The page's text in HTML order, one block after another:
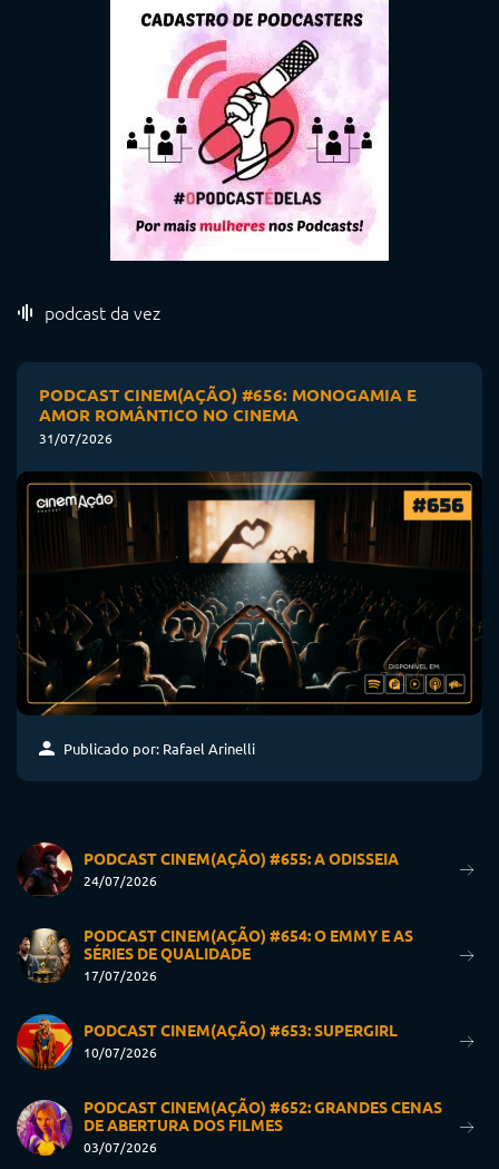
podcast da vez
PODCAST CINEM(AÇÃO) #656: MONOGAMIA E
AMOR ROMÂNTICO NO CINEMA
31/07/2026
Publicado por: Rafael Arinelli
PODCAST CINEM(AÇÃO) #655: A ODISSEIA
24/07/2026
PODCAST CINEM(AÇÃO) #654: O EMMY E AS
SÉRIES DE QUALIDADE
17/07/2026
PODCAST CINEM(AÇÃO) #653: SUPERGIRL
10/07/2026
PODCAST CINEM(AÇÃO) #652: GRANDES CENAS
DE ABERTURA DOS FILMES
03/07/2026